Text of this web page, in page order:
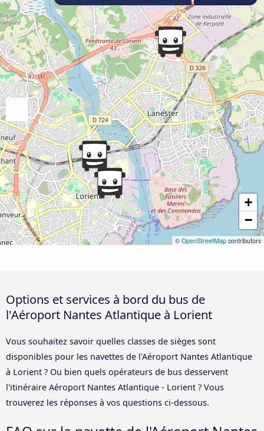
+
−
© OpenStreetMap contributors
Options et services à bord du bus de
l'Aéroport Nantes Atlantique à Lorient
Vous souhaitez savoir quelles classes de sièges sont
disponibles pour les navettes de l'Aéroport Nantes Atlantique
à Lorient ? Ou bien quels opérateurs de bus desservent
l'itinéraire Aéroport Nantes Atlantique - Lorient ? Vous
trouverez les réponses à vos questions ci-dessous.